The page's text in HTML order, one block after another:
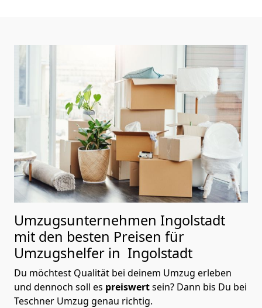
Umzugsunternehmen Ingolstadt
mit den besten Preisen für
Umzugshelfer in Ingolstadt
Du möchtest Qualität bei deinem Umzug erleben
und dennoch soll es preiswertsein? Dann bis Du bei
Teschner Umzug genau richtig.